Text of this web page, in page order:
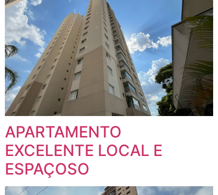
APARTAMENTO
EXCELENTE LOCAL E
ESPAÇOSO